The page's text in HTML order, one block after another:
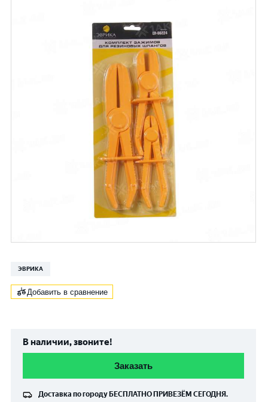
ЭВРИКА
Добавить в сравнение
В наличии, звоните!
Заказать
Доставка по городу БЕСПЛАТНО ПРИВЕЗЁМ СЕГОДНЯ.